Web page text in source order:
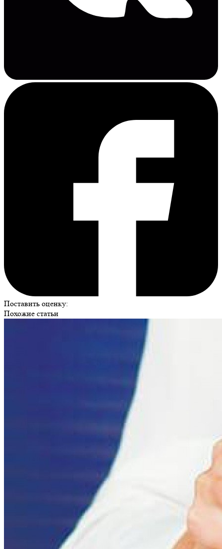
Поставить оценку:
Похожие статьи